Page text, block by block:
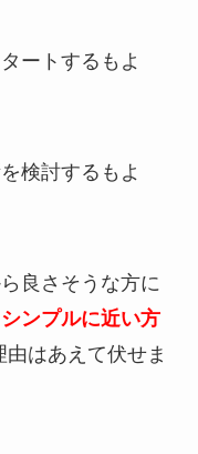
ートするもよ
検討するもよ
良さそうな方に
シンプルに近い方
由はあえて伏せま